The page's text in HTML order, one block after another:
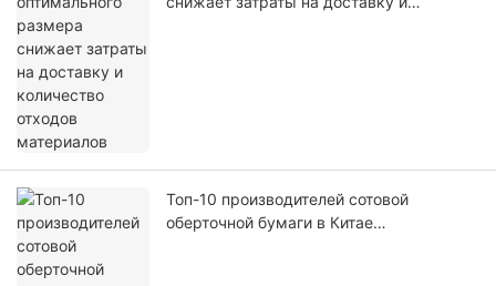
Топ-10 производителей сотовой
оберточной бумаги в Китае